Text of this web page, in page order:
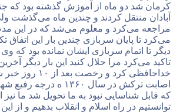
کرمان شد دو ماه از آموزش گذشته بود که
آبادان منتقل کردند و چندین ماه می‌گذشت
مراجعه می‌کرد و معلوم می‌شد که در این مدت
می‌کرد تا پایان سربازی چندین بار این
دیگر تا اتمام سربازی ایشان نمانده بود
تاکید می‌کرد مرا حلال کنید این بار دیگر
که قابل شناسایی نبود به ما تحویل شد ما نیز
توانستیم در راه اسلام و انقلاب بدهیم و از